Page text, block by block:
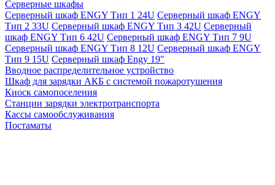
Серверные шкафы
Серверный шкаф ENGY Тип 1 24U Серверный шкаф ENGY
Тип 2 33U Серверный шкаф ENGY Тип 3 42U Серверный
шкаф ENGY Тип 6 42U Серверный шкаф ENGY Тип 7 9U
Серверный шкаф ENGY Тип 8 12U Серверный шкаф ENGY
Тип 9 15U Серверный шкаф Engy 19″
Вводное распределительное устройство
Шкаф для зарядки АКБ с системой пожаротушения
Киоск самопоселения
Станции зарядки электротранспорта
Кассы самообслуживания
Постаматы